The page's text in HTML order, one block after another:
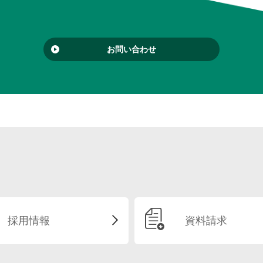
お問い合わせ
採用情報 資料請求